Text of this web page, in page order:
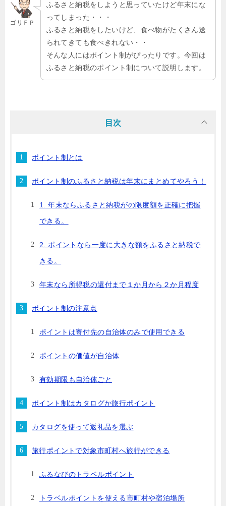
ゴリＦＰ
ふるさと納税をしようと思っていたけど年末にな
ってしまった・・・
ふるさと納税をしたいけど、食べ物がたくさん送
られてきても食べきれない・・
そんな人にはポイント制がぴったりです。今回は
ふるさと納税のポイント制について説明します。
目次
ポイント制とは
ポイント制のふるさと納税は年末にまとめてやろう！
1. 年末ならふるさと納税がの限度額を正確に把握
できる。
2. ポイントなら一度に大きな額をふるさと納税で
きる。
年末なら所得税の還付まで１か月から２か月程度
ポイント制の注意点
ポイントは寄付先の自治体のみで使用できる
ポイントの価値が自治体
有効期限も自治体ごと
ポイント制はカタログか旅行ポイント
カタログを使って返礼品を選ぶ
旅行ポイントで対象市町村へ旅行ができる
ふるなびのトラベルポイント
トラベルポイントを使える市町村や宿泊場所